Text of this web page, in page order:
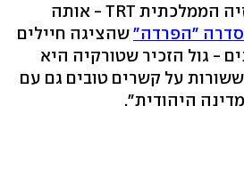
בראיון לרשת הטלוויזיה הממלכתית TRT - אותה
"הפרדה"שהציגה חיילים
- גול הזכיר שטורקיה היא
על קשרים טובים גם עם
היהודית".